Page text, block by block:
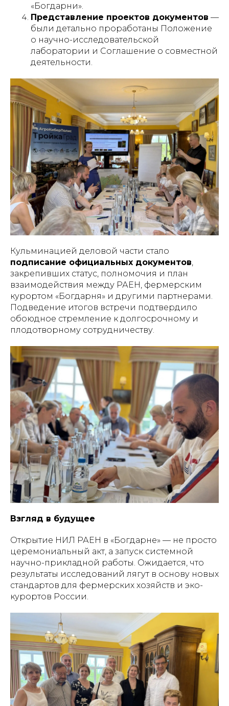
«Богдарни».
Представление проектов документов —
были детально проработаны Положение
о научно-исследовательской
лаборатории и Соглашение о совместной
деятельности.
Кульминацией деловой части стало
подписание официальных документов,
закрепивших статус, полномочия и план
взаимодействия между РАЕН, фермерским
курортом «Богдарня» и другими партнерами.
Подведение итогов встречи подтвердило
обоюдное стремление к долгосрочному и
плодотворному сотрудничеству.
Взгляд в будущее
Открытие НИЛ РАЕН в «Богдарне» — не просто
церемониальный акт, а запуск системной
научно-прикладной работы. Ожидается, что
результаты исследований лягут в основу новых
стандартов для фермерских хозяйств и эко-
курортов России.